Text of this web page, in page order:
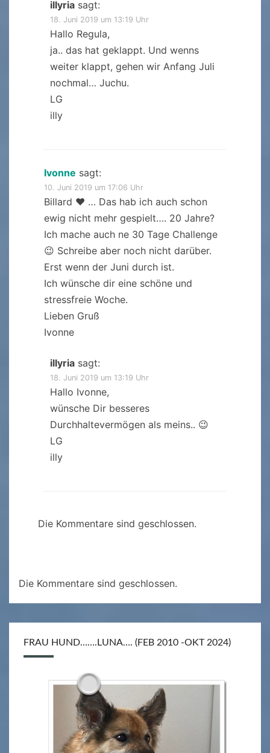
illyria sagt:
18. Juni 2019 um 13:19 Uhr
Hallo Regula,
ja.. das hat geklappt. Und wenns
weiter klappt, gehen wir Anfang Juli
nochmal… Juchu.
LG
illy
Ivonne sagt:
10. Juni 2019 um 17:06 Uhr
Billard ♥ … Das hab ich auch schon
ewig nicht mehr gespielt…. 20 Jahre?
Ich mache auch ne 30 Tage Challenge
😉 Schreibe aber noch nicht darüber.
Erst wenn der Juni durch ist.
Ich wünsche dir eine schöne und
stressfreie Woche.
Lieben Gruß
Ivonne
illyria sagt:
18. Juni 2019 um 13:19 Uhr
Hallo Ivonne,
wünsche Dir besseres
Durchhaltevermögen als meins.. 😉
LG
illy
Die Kommentare sind geschlossen.
Die Kommentare sind geschlossen.
FRAU HUND…….LUNA…. (FEB 2010 -OKT 2024)